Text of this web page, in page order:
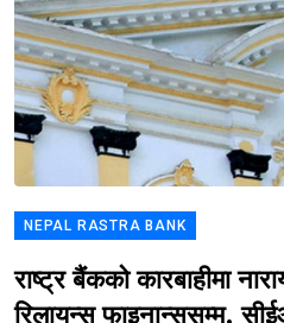
NEPAL RASTRA BANK
राष्ट्र बैंकको कारबाहीमा
रिलायन्स फाइनान्ससम्म,